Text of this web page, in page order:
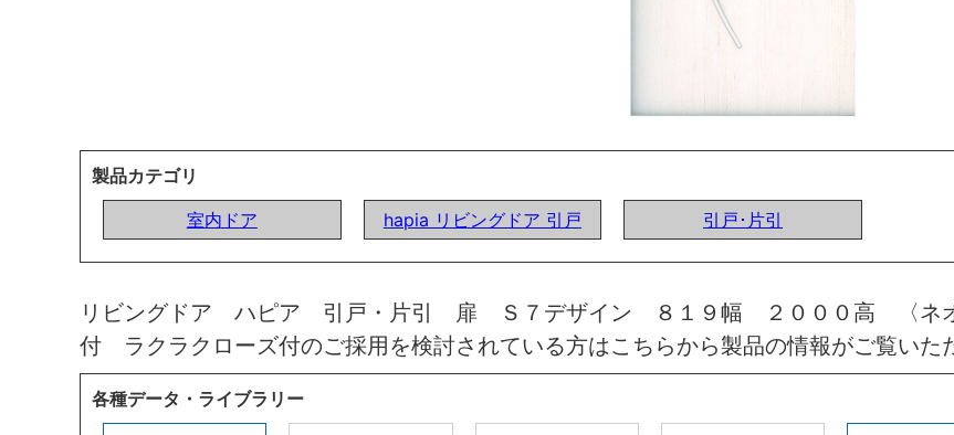
製品カテゴリ
室内ドア
hapia リビングドア 引戸 引戸･片引
リビングドア ハピア 引戸・片引 扉 Ｓ７デザイン ８１９幅 ２０００高 〈ネ
付 ラクラクローズ付のご採用を検討されている方はこちらから製品の情報がご覧いた
各種データ・ライブラリー